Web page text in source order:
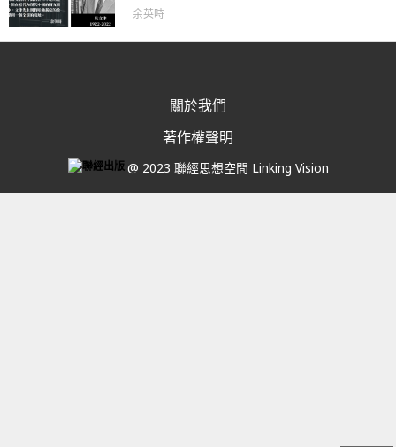
余英時
關於我們
著作權聲明
@ 2023 聯經思想空間 Linking Vision